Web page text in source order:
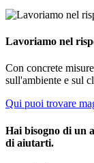
Lavoriamo nel
Con concrete
sull'ambiente e sul
Qui puoi trovare
Hai bisogno di un
di aiutarti.